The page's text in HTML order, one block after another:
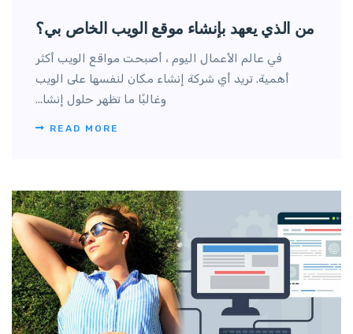
من الذي يعهد بإنشاء موقع الويب الخاص بي؟
في عالم الأعمال اليوم ، أصبحت مواقع الويب أكثر
أهمية. تريد أي شركة إنشاء مكان لنفسها على الويب
وغالبًا ما تظهر حلول إنشا...
READ MORE